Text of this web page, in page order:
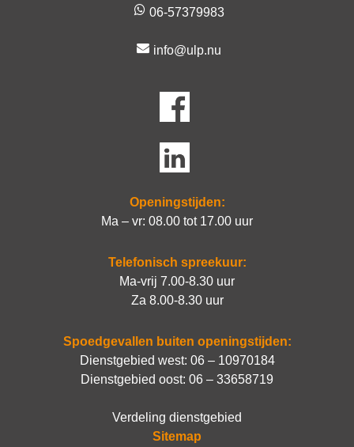
06-57379983
info@ulp.nu
Openingstijden:
Ma – vr: 08.00 tot 17.00 uur
Telefonisch spreekuur:
Ma-vrij 7.00-8.30 uur
Za 8.00-8.30 uur
Spoedgevallen buiten openingstijden:
Dienstgebied west: 06 – 10970184
Dienstgebied oost: 06 – 33658719
Verdeling dienstgebied
Sitemap